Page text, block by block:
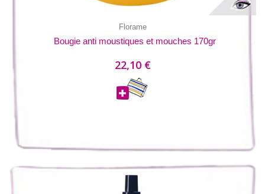
Florame
Bougie anti moustiques et mouches 170gr
22,10 €